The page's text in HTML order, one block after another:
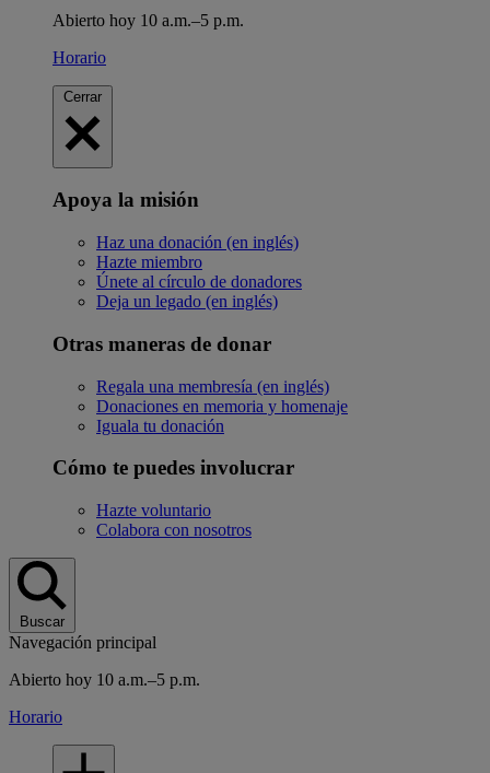
Abierto hoy 10 a.m.–5 p.m.
Horario
Cerrar
Apoya la misión
Haz una donación (en inglés)
Hazte miembro
Únete al círculo de donadores
Deja un legado (en inglés)
Otras maneras de donar
Regala una membresía (en inglés)
Donaciones en memoria y homenaje
Iguala tu donación
Cómo te puedes involucrar
Hazte voluntario
Colabora con nosotros
Buscar
Navegación principal
Abierto hoy 10 a.m.–5 p.m.
Horario